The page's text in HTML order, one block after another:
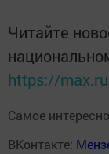
Читайте
https://
Самое
ВКонтакте: